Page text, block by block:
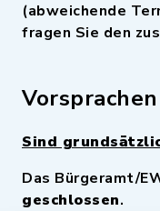
(abweichende
fragen Sie den
Sind
Das Bürgeramt/
geschlossen.